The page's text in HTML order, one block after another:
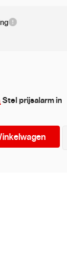
Stel prijsalarm in